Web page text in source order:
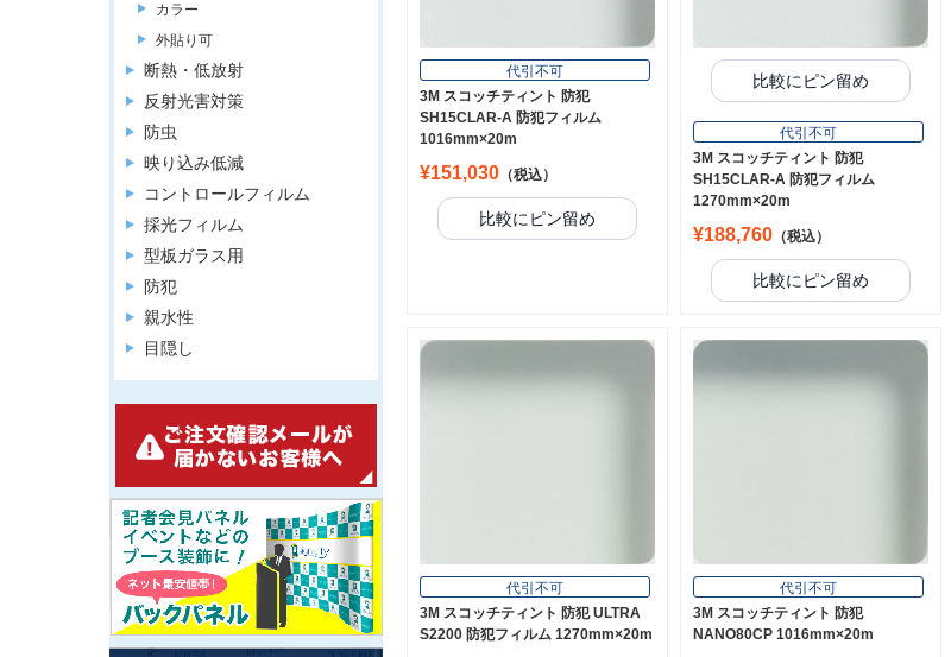
代引不可
3M スコッチティント 防犯
SH15CLAR-A 防犯フィルム
1016mm×20m
¥151,030 （税込）
比較にピン留め
比較にピン留め
代引不可
3M スコッチティント 防犯
SH15CLAR-A 防犯フィルム
1270mm×20m
¥188,760 （税込）
比較にピン留め
代引不可
3M スコッチティント 防犯 ULTRA
S2200 防犯フィルム 1270mm×20m
代引不可
3M スコッチティント 防犯
NANO80CP 1016mm×20m
カラー
外貼り可
断熱・低放射
反射光害対策
防虫
映り込み低減
コントロールフィルム
採光フィルム
型板ガラス用
防犯
親水性
目隠し